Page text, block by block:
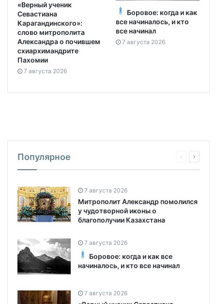
«Верный ученик
Севастиана
Карагандинского»:
слово митрополита
Александра о почившем
схиархимандрите
Пахомии
7 августа 2026
Боровое: когда и как
все начиналось, и кто
все начинал
7 августа 2026
Популярное
7 августа 2026
Митрополит Александр помолился
у чудотворной иконы о
благополучии Казахстана
7 августа 2026
Боровое: когда и как все
начиналось, и кто все начинал
7 августа 2026